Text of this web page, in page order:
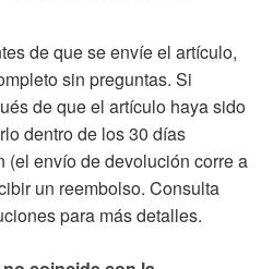
de que se envíe el artículo,
sin preguntas. Si
de que el artículo haya sido
dentro de los 30 días
(el envío de devolución corre a
un reembolso. Consulta
para más detalles.